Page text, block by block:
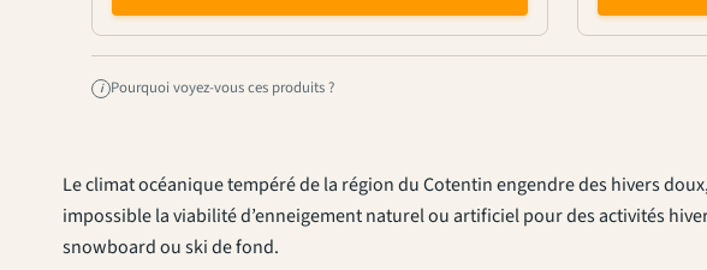
i Pourquoi voyez-vous ces produits ?
Le climat océanique tempéré de la région du Cotentin engendre des hivers
impossible la viabilité d’enneigement naturel ou artificiel pour des activités
snowboard ou ski de fond.